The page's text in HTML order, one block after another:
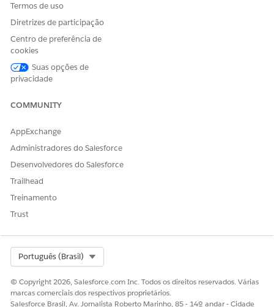
aspectos de uma mensagem de email.
Domínios de email autorizados
Para enviar email em nome de seus usuários, o Salesforce
exige que você verifique a propriedade de seus domínios
de email. Recomendamos que você configure o
DomainKeys Identified Mail (DKIM) para concluir esse
se você é proprietário de um domínio por meio de um
Verificação de endereço de email do usuário
Os usuários não poderão enviar emails enviados do
Aprenda a identificar usuários com endereços de email
não verificados e ajude-os a concluir esta etapa
obrigatória.
ESTE ARTIGO RESOLVEU SEU PROBLEMA?
Diga-nos para podermos melhorar!
Termos de uso
Diretrizes de participação
Centro de preferência de
cookies
Suas opções de
privacidade
COMMUNITY
AppExchange
Administradores do Salesforce
Desenvolvedores do Salesforce
Trailhead
Treinamento
Trust
Português (Brasil)
© Copyright 2026, Salesforce.com Inc. Todos os direitos reservados. Várias
marcas comerciais dos respectivos proprietários.
Salesforce Brasil, Av. Jornalista Roberto Marinho, 85 - 14º andar - Cidade